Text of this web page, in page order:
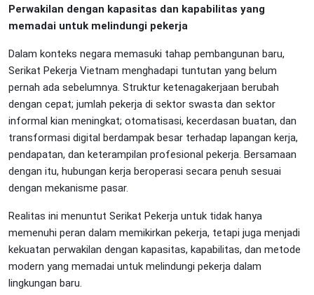
Perwakilan dengan kapasitas dan kapabilitas yang
memadai untuk melindungi pekerja
Dalam konteks negara memasuki tahap pembangunan baru,
Serikat Pekerja Vietnam menghadapi tuntutan yang belum
pernah ada sebelumnya. Struktur ketenagakerjaan berubah
dengan cepat; jumlah pekerja di sektor swasta dan sektor
informal kian meningkat; otomatisasi, kecerdasan buatan, dan
transformasi digital berdampak besar terhadap lapangan kerja,
pendapatan, dan keterampilan profesional pekerja. Bersamaan
dengan itu, hubungan kerja beroperasi secara penuh sesuai
dengan mekanisme pasar.
Realitas ini menuntut Serikat Pekerja untuk tidak hanya
memenuhi peran dalam memikirkan pekerja, tetapi juga menjadi
kekuatan perwakilan dengan kapasitas, kapabilitas, dan metode
modern yang memadai untuk melindungi pekerja dalam
lingkungan baru.